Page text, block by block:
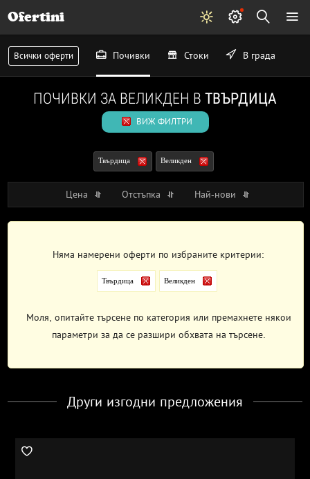
Ofertini
Всички оферти Почивки Стоки В града
ПОЧИВКИ ЗА ВЕЛИКДЕН В ТВЪРДИЦА
ВИЖ ФИЛТРИ
Твърдица Великден
Цена Отстъпка Най-нови
Няма намерени оферти по избраните критерии:
Твърдица Великден
Моля, опитайте търсене по категория или премахнете някои
параметри за да се разшири обхвата на търсене.
Други изгодни предложения